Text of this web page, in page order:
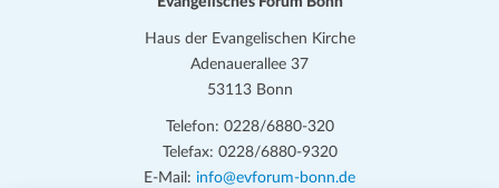
Haus der Evangelischen Kirche
Adenauerallee 37
53113 Bonn
Telefon: 0228/6880-320
Telefax: 0228/6880-9320
E-Mail: info@evforum-bonn.de